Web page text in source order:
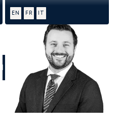
EN FR IT